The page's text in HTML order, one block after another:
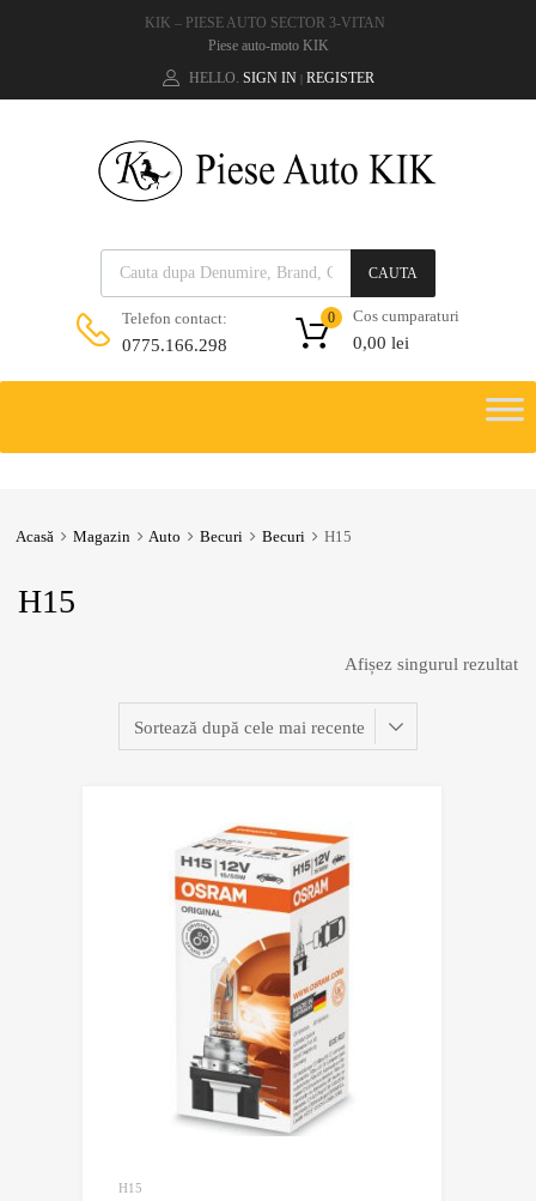
KIK – PIESE AUTO SECTOR 3-VITAN
Piese auto-moto KIK
HELLO. SIGN IN | REGISTER
CAUTA
Telefon contact:
0775.166.298
Cos cumparaturi
0,00 lei
0
Acasă Magazin Auto Becuri Becuri H15
H15
Afișez singurul rezultat
H15